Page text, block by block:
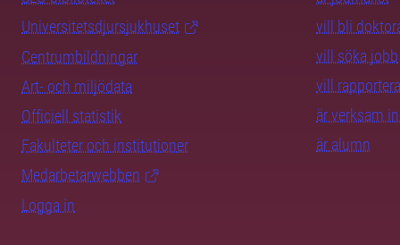
Universitetsdjursjukhuset
Centrumbildningar
Art- och miljödata
Officiell statistik
Fakulteter och institutioner
Medarbetarwebben
Logga in
vill bli
vill söka jobb
vill
är verksam
är alumn